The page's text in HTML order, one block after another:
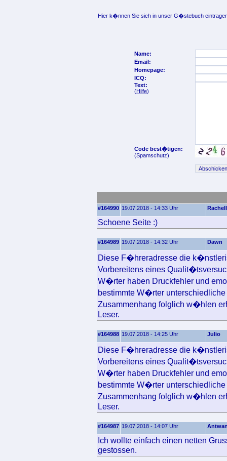
Hier k�nnen Sie sich in unser G�stebuch
Name:
Email:
Homepage:
ICQ:
Text:
(Hilfe)
Code best�tigen:
(Spamschutz)
#164990 19.07.2018 - 14:33 Uhr
Schoene Seite :)
#164989 19.07.2018 - 14:32 Uhr Dawn
Diese F�hreradresse die
Vorbereitens eines
W�rter haben Druckfehler und
bestimmte W�rter
Zusammenhang folglich w�hlen
Leser.
#164988 19.07.2018 - 14:25 Uhr Julio
Diese F�hreradresse die
Vorbereitens eines
W�rter haben Druckfehler und
bestimmte W�rter
Zusammenhang folglich w�hlen
Leser.
#164987 19.07.2018 - 14:07 Uhr
Ich wollte einfach einen netten
gestossen.